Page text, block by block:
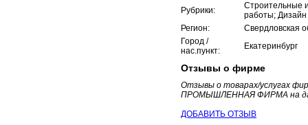
Рубрики:
Строительные
работы;
Регион:
Свердловская
Город /
нас.пункт:
Екатеринбург
Отзывы о фирме
Отзывы о товарах/услугах
ПРОМЫШЛЕННАЯ ФИРМА на
ДОБАВИТЬ ОТЗЫВ